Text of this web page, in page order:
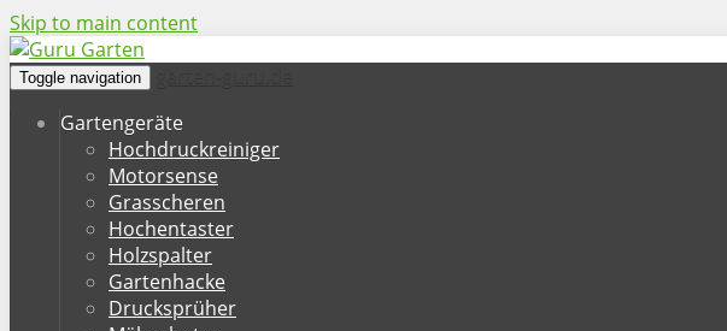
Skip to main content
Toggle navigation
Gartengeräte
Hochdruckreiniger
Motorsense
Grasscheren
Hochentaster
Holzspalter
Gartenhacke
Drucksprüher